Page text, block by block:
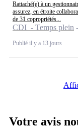
Rattaché(e) à un
assurez, en étroite
de 31 copropriétés...
CDI - Temps plein
Publié il y a 13 jours
Votre avis